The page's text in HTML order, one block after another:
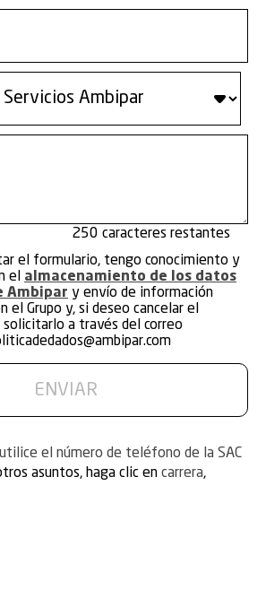
250
el formulario, tengo conocimiento y
el almacenamiento de los datos
Ambipar y envío de información
el Grupo y, si deseo cancelar el
a través del correo
utilice el número de teléfono de la SAC
asuntos, haga clic en carrera,